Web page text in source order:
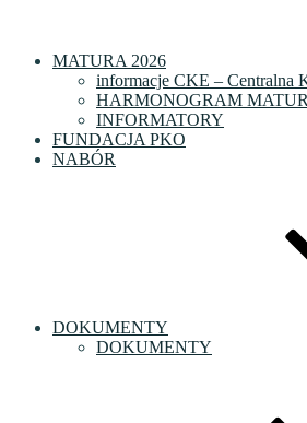
MATURA 2026
informacje CKE – Centralna
HARMONOGRAM MATUR
INFORMATORY
FUNDACJA PKO
NABÓR
DOKUMENTY
DOKUMENTY